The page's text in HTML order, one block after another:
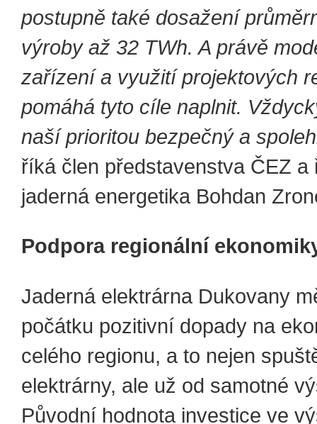
postupně také dosažení
výroby až 32 TWh. A právě
zařízení a využití projektových
pomáhá tyto cíle naplnit.
naší prioritou bezpečný a
říká člen představenstva ČEZ a
jaderná energetika Bohdan
Podpora regionální
Jaderná elektrárna Dukovany
počátku pozitivní dopady na
celého regionu, a to nejen
elektrárny, ale už od samotné
Původní hodnota investice ve